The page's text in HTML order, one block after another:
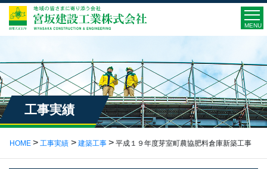
MENU
工事実績
HOME 工事実績 建築工事 平成１９年度芽室町農協肥料倉庫新築工事